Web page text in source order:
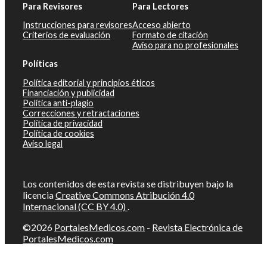
Para Revisores
Instrucciones para revisores
Criterios de evaluación
Para Lectores
Acceso abierto
Formato de citación
Aviso para no profesionales
Políticas
Política editorial y principios éticos
Financiación y publicidad
Política anti-plagio
Correcciones y retractaciones
Política de privacidad
Política de cookies
Aviso legal
Los contenidos de esta revista se distribuyen bajo la
licenciaCreative Commons Atribución 4.0
Internacional (CC BY 4.0) .
©2026 PortalesMedicos.com - Revista Electrónica de
PortalesMedicos.com